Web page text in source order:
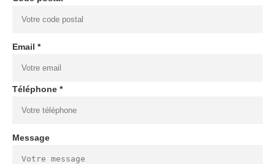
Email *
Téléphone *
Message